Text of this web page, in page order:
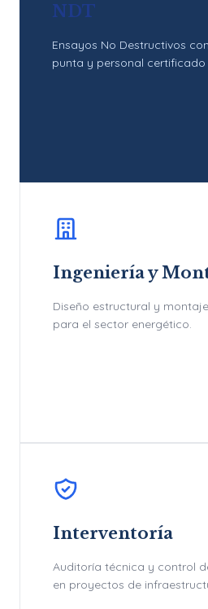
NDT
Ensayos No Destructivos
punta y personal certificado
Ingeniería y
Diseño estructural y
para el sector energético.
Interventoría
Auditoría técnica y control
en proyectos de